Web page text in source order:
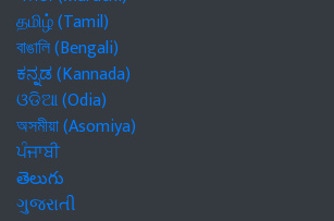
தமிழ் (Tamil)
বাঙালি (Bengali)
ಕನ್ನಡ (Kannada)
ଓଡିଆ (Odia)
অসমীয়া (Asomiya)
ਪੰਜਾਬੀ
తెలుగు
ગુજરાતી